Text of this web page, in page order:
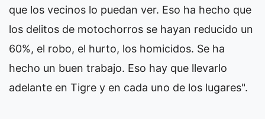
que los vecinos lo puedan ver. Eso ha hecho que
los delitos de motochorros se hayan reducido un
60%, el robo, el hurto, los homicidos. Se ha
hecho un buen trabajo. Eso hay que llevarlo
adelante en Tigre y en cada uno de los lugares".